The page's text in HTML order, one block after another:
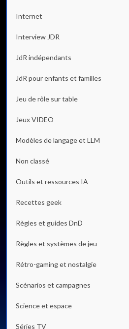
Internet
Interview JDR
JdR indépendants
JdR pour enfants et familles
Jeu de rôle sur table
Jeux VIDEO
Modèles de langage et LLM
Non classé
Outils et ressources IA
Recettes geek
Règles et guides DnD
Règles et systèmes de jeu
Rétro-gaming et nostalgie
Scénarios et campagnes
Science et espace
Séries TV